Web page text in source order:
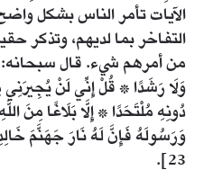
الآيات تأمر الناس بشكل
التفاخر بما لديهم، وتذكر
من أمرهم شيء. قال سبحانه:
وَلَا رَشَدًا * قُلْ إِنِّي لَنْ
دُونِهِ مُلْتَحَدًا * إِلَّا بَلَاغًا مِنَ
23].